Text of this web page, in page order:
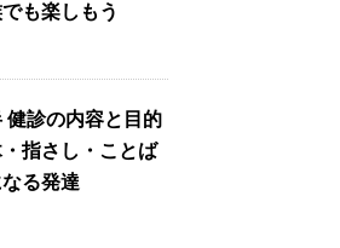
も楽しもう
健診の内容と目的
指さし・ことば
る発達